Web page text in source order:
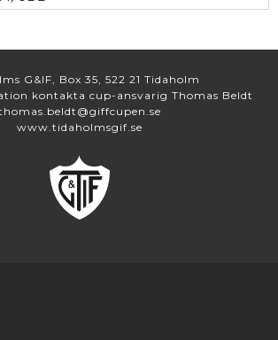
G&IF, Box 35, 522 21 Tidaholm
kontakta cup-ansvarig Thomas Beldt
www.tidaholmsgif.se